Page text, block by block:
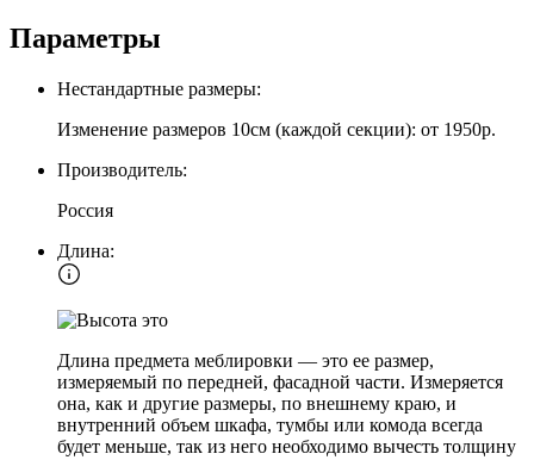
Параметры
Нестандартные размеры:
Изменение размеров 10см (каждой секции): от 1950р.
Производитель:
Россия
Длина:
Длина предмета меблировки — это ее размер,
измеряемый по передней, фасадной части. Измеряется
она, как и другие размеры, по внешнему краю, и
внутренний объем шкафа, тумбы или комода всегда
будет меньше, так из него необходимо вычесть толщину